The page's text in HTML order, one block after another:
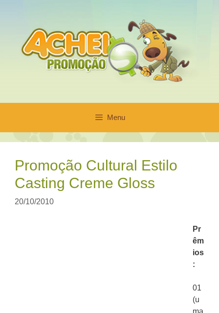
conteúdo
Menu
Promoção Cultural Estilo
Casting Creme Gloss
20/10/2010
Pr
êm
ios
:
01
(u